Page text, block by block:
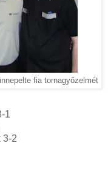
fia tornagyőzelmét
1
3-2